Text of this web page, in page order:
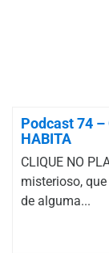
Podcast 74 –
HABITA
CLIQUE NO
misterioso,
de alguma...